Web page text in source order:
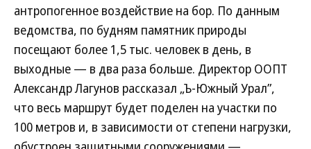
антропогенное воздействие на бор. По данным
ведомства, по будням памятник природы
посещают более 1,5 тыс. человек в день, в
выходные — в два раза больше. Директор ООПТ
Александр Лагунов рассказал „Ъ-Южный Урал”,
что весь маршрут будет поделен на участки по
100 метров и, в зависимости от степени нагрузки,